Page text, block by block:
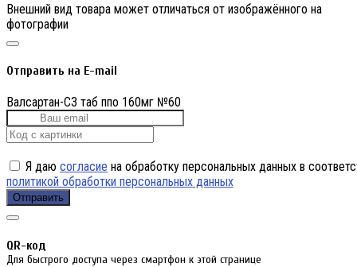
Внешний вид товара может отличаться от изображённого на
фотографии
Отправить на E-mail
Валсартан-СЗ таб ппо 160мг №60
Я даю согласие на обработку персональных данных в
политикой обработки персональных данных
Отправить
QR-код
Для быстрого доступа через смартфон к этой странице